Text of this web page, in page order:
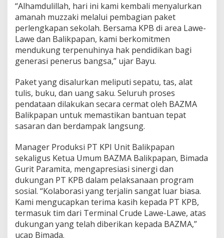
“Alhamdulillah, hari ini kami kembali menyalurkan
amanah muzzaki melalui pembagian paket
perlengkapan sekolah. Bersama KPB di area Lawe-
Lawe dan Balikpapan, kami berkomitmen
mendukung terpenuhinya hak pendidikan bagi
generasi penerus bangsa,” ujar Bayu.
Paket yang disalurkan meliputi sepatu, tas, alat
tulis, buku, dan uang saku. Seluruh proses
pendataan dilakukan secara cermat oleh BAZMA
Balikpapan untuk memastikan bantuan tepat
sasaran dan berdampak langsung.
Manager Produksi PT KPI Unit Balikpapan
sekaligus Ketua Umum BAZMA Balikpapan, Bimada
Gurit Paramita, mengapresiasi sinergi dan
dukungan PT KPB dalam pelaksanaan program
sosial. “Kolaborasi yang terjalin sangat luar biasa.
Kami mengucapkan terima kasih kepada PT KPB,
termasuk tim dari Terminal Crude Lawe-Lawe, atas
dukungan yang telah diberikan kepada BAZMA,”
ucap Bimada.